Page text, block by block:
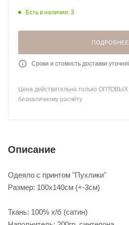
Есть в наличии: 3
ПОДРОБНЕЕ
Сроки и стомость доставки
Цена действительна только ОПТОВЫХ
безналичному расчёту
Описание
Одеяло с принтом "Пухлики"
Размер: 100х140см (+-3см)
Ткань: 100% х/б (сатин)